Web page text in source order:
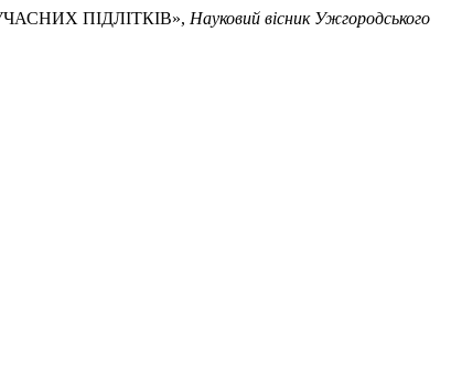
ПІДЛІТКІВ», Науковий вісник Ужгородського